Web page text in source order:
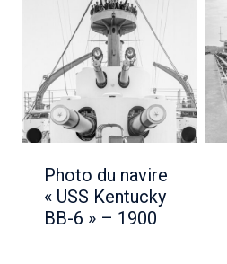
Photo du navire
« USS Kentucky
BB-6 » – 1900